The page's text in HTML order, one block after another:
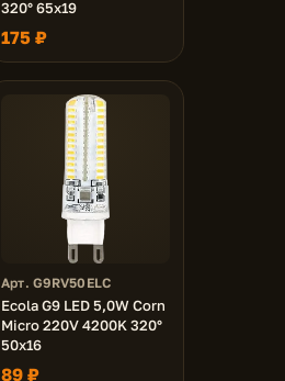
320° 65x19
175 ₽
Арт. G9RV50ELC
Ecola G9 LED 5,0W Corn
Micro 220V 4200K 320°
50x16
89 ₽